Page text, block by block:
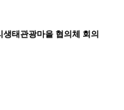
생태관광마을 협의체 회의